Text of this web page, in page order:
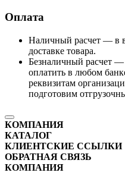
Оплата
Наличный расчет — в
доставке товара.
Безналичный расчет
оплатить в любом
реквизитам
подготовим
КОМПАНИЯ
КАТАЛОГ
КЛИЕНТСКИЕ ССЫЛКИ
ОБРАТНАЯ СВЯЗЬ
КОМПАНИЯ